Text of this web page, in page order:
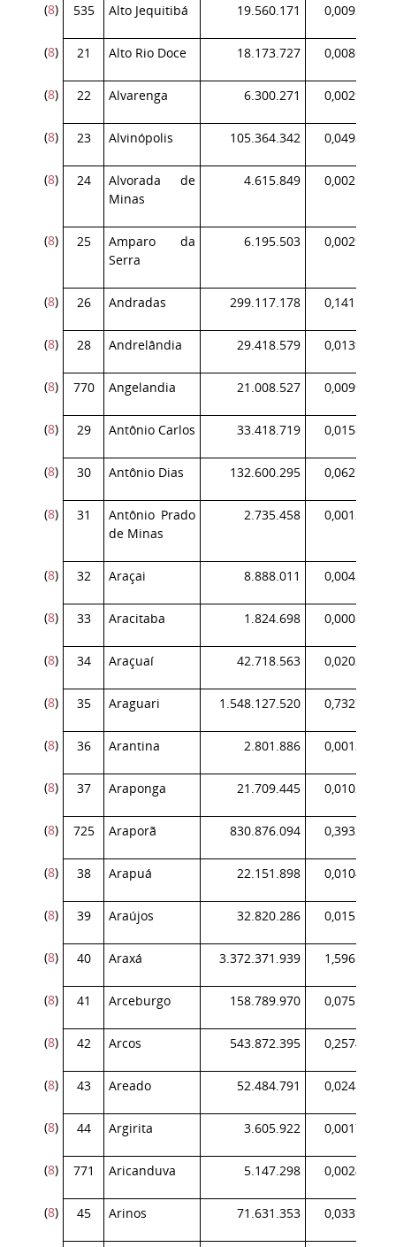
(8) 535 Alto Jequitibá 19.560.171 0,009258
(8) 21 Alto Rio Doce 18.173.727 0,008602
(8) 22 Alvarenga 6.300.271 0,002982
(8) 23 Alvinópolis 105.364.342 0,049869
(8) 24
Alvorada de
Minas
4.615.849 0,002185
(8) 25
Amparo da
Serra
6.195.503 0,002932
(8) 26 Andradas 299.117.178 0,141571
(8) 28 Andrelândia 29.418.579 0,013924
(8) 770 Angelandia 21.008.527 0,009943
(8) 29 Antônio Carlos 33.418.719 0,015817
(8) 30 Antônio Dias 132.600.295 0,062759
(8) 31
Antônio Prado
de Minas
2.735.458 0,001295
(8) 32 Araçai 8.888.011 0,004207
(8) 33 Aracitaba 1.824.698 0,000864
(8) 34 Araçuaí 42.718.563 0,020219
(8) 35 Araguari 1.548.127.520 0,732723
(8) 36 Arantina 2.801.886 0,001326
(8) 37 Araponga 21.709.445 0,010275
(8) 725 Araporã 830.876.094 0,393251
(8) 38 Arapuá 22.151.898 0,010484
(8) 39 Araújos 32.820.286 0,015534
(8) 40 Araxá 3.372.371.939 1,596131
(8) 41 Arceburgo 158.789.970 0,075155
(8) 42 Arcos 543.872.395 0,257413
(8) 43 Areado 52.484.791 0,024841
(8) 44 Argirita 3.605.922 0,001707
(8) 771 Aricanduva 5.147.298 0,002436
(8) 45 Arinos 71.631.353 0,033903